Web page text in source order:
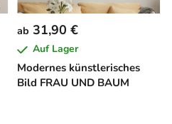
Modernes künstlerisches
Bild FRAU UND BAUM
ab 31,90 €
Auf Lager